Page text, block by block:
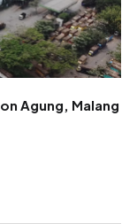
Agung, Malang